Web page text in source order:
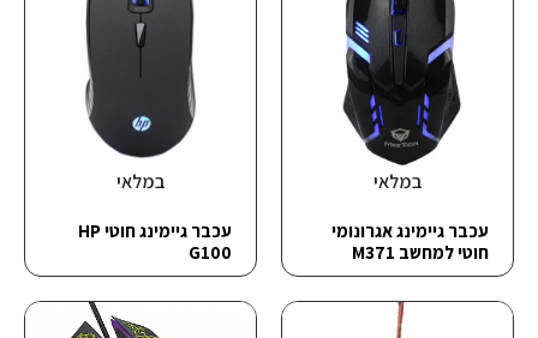
במלאי
עכבר גיימינג אגרונומי
חוטי למחשב M371
במלאי
עכבר גיימינג ‏חוטי HP
G100